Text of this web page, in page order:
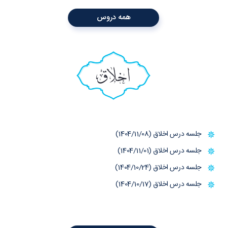
همه دروس
اخلاق
جلسه درس اخلاق (1404/11/08)
جلسه درس اخلاق (1404/11/01)
جلسه درس اخلاق (1404/10/24)
جلسه درس اخلاق (1404/10/17)